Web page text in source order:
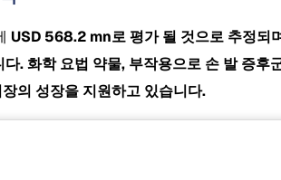
USD 568.2 mn로 평가 될 것으로 추정되
. 화학 요법 약물, 부작용으로 손 발 증
의 성장을 지원하고 있습니다.